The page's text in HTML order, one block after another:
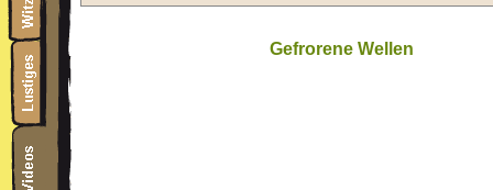
Gefrorene Wellen